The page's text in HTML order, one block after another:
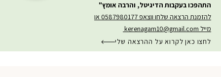
התהפכו בעקבות הדיגיטל, והרבה אומץ"
להזמנת הרצאה שלחו ווצאפ 0587980177 או
מייל kerenagam10@gmail.com
לחצו כאן לקרוא על ההרצאה שלי